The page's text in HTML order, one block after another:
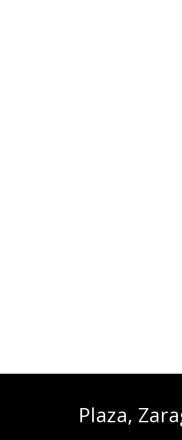
Plaza,